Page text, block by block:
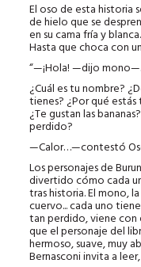
El oso de esta historia
de hielo que se
en su cama fría y
Hasta que choca con
“—¡Hola! —dijo mono—.
¿Cuál es tu nombre?
tienes? ¿Por qué
¿Te gustan las
perdido?
—Calor…—contestó
Los personajes de
divertido cómo cada
tras historia. El mono,
cuervo... cada uno
tan perdido, viene con
que el personaje del
hermoso, suave, muy
Bernasconi invita a